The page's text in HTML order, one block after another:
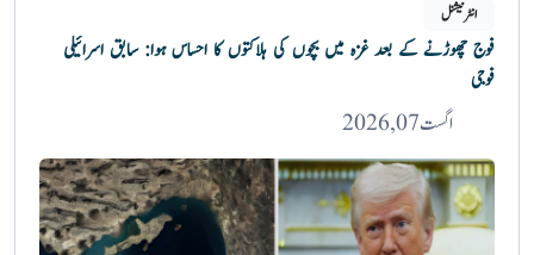
انٹرنیشنل
فوج چھوڑنے کے بعد غزہ میں بچوں کی ہلاکتوں کا احساس ہوا: سابق اسرائیلی
فوجی
اگست 07, 2026